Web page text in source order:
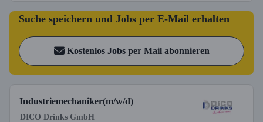
Suche speichern und Jobs per E-Mail erhalten
Kostenlos Jobs per Mail abonnieren
Industriemechaniker(m/w/d)
DICO Drinks GmbH